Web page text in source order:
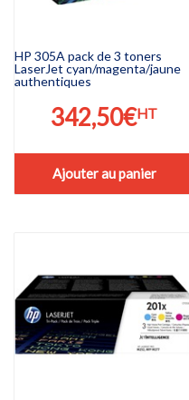
HP 305A pack de 3 toners
LaserJet cyan/magenta/jaune
authentiques
342,50€HT
Ajouter au panier